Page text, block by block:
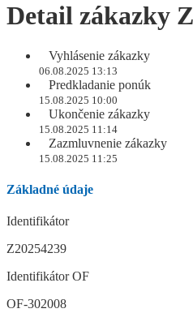
Detail zákazky
Vyhlásenie zákazky
06.08.2025 13:13
Predkladanie ponúk
15.08.2025 10:00
Ukončenie zákazky
15.08.2025 11:14
Zazmluvnenie zákazky
15.08.2025 11:25
Základné údaje
Identifikátor
Z20254239
Identifikátor OF
OF-302008